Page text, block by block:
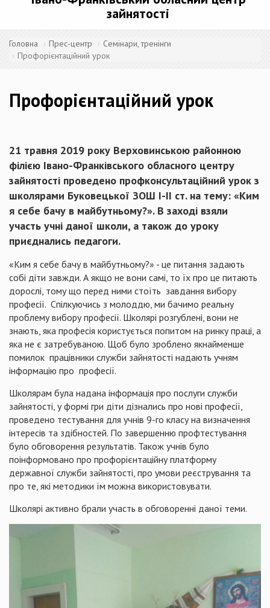
зайнятості
Головна Прес-центр
Семінари, тренінги
Профорієнтаційний урок
Профорієнтаційний урок
21 травня 2019 року Верховинською районною
філією Івано-Франківського обласного центру
зайнятості проведено профконсультаційний урок з
школярами Буковецької ЗОШ І-ІІ ст. на тему: «Ким
я себе бачу в майбутньому?». В заході взяли
участь учні даної школи, а також до уроку
приєднались педагоги.
«Ким я себе бачу в майбутньому?» - це питання задають
собі діти завжди. А якщо не вони самі, то їх про це питають
дорослі, тому що перед ними стоїть завдання вибору
професії. Спілкуючись з молоддю, ми бачимо реальну
проблему вибору професії. Школярі розгублені, вони не
знають, яка професія користується попитом на ринку праці, а
яка не є затребуваною. Щоб було зроблено якнайменше
помилок працівники служби зайнятості надають учням
інформацію про професії.
Школярам була надана інформація про послуги служби
зайнятості, у формі гри діти дізнались про нові професії,
проведено тестування для учнів 9-го класу на визначення
інтересів та здібностей. По завершенню профтестування
було обговорення результатів. Також учнів було
поінформовано про профорієнтаційну платформу
державної служби зайнятості, про умови реєстрування та
про те, які методики їм можна використовувати.
Школярі активно брали участь в обговоренні даної теми.